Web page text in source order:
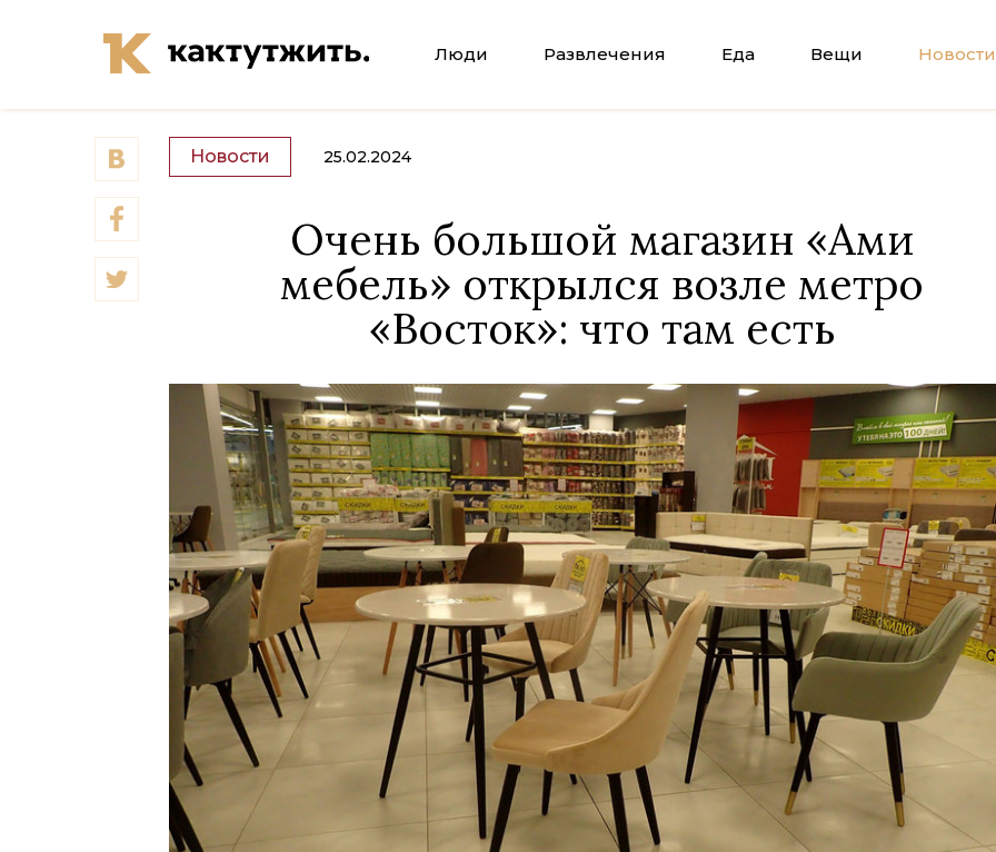
Люди Развлечения Еда Вещи Новости
Новости 25.02.2024
Очень большой магазин «Ами
мебель» открылся возле метро
«Восток»: что там есть